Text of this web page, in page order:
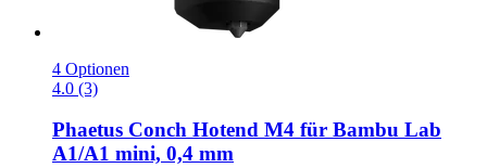
4 Optionen
4.0 (3)
Phaetus Conch Hotend M4 für Bambu Lab
A1/A1 mini, 0,4 mm